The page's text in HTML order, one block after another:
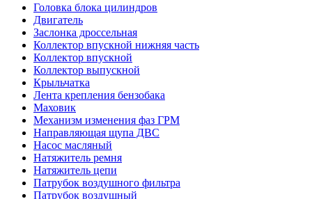
Головка блока цилиндров
Двигатель
Заслонка дроссельная
Коллектор впускной нижняя часть
Коллектор впускной
Коллектор выпускной
Крыльчатка
Лента крепления бензобака
Маховик
Механизм изменения фаз ГРМ
Направляющая щупа ДВС
Насос масляный
Натяжитель ремня
Натяжитель цепи
Патрубок воздушного фильтра
Патрубок воздушный